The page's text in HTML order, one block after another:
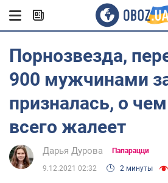
Порнозвезда,
900 мужчинами
призналась, о
всего жалеет
Дарья Дурова Папарацци
9.12.2021 02:32 2 минуты